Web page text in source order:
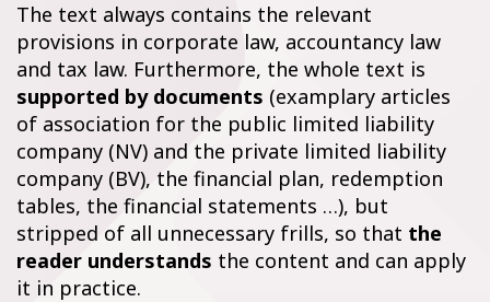
The text always contains the relevant
provisions in corporate law, accountancy law
and tax law. Furthermore, the whole text is
supported by documents (examplary articles
of association for the public limited liability
company (NV) and the private limited liability
company (BV), the financial plan, redemption
tables, the financial statements …), but
stripped of all unnecessary frills, so that the
reader understands the content and can apply
it in practice.